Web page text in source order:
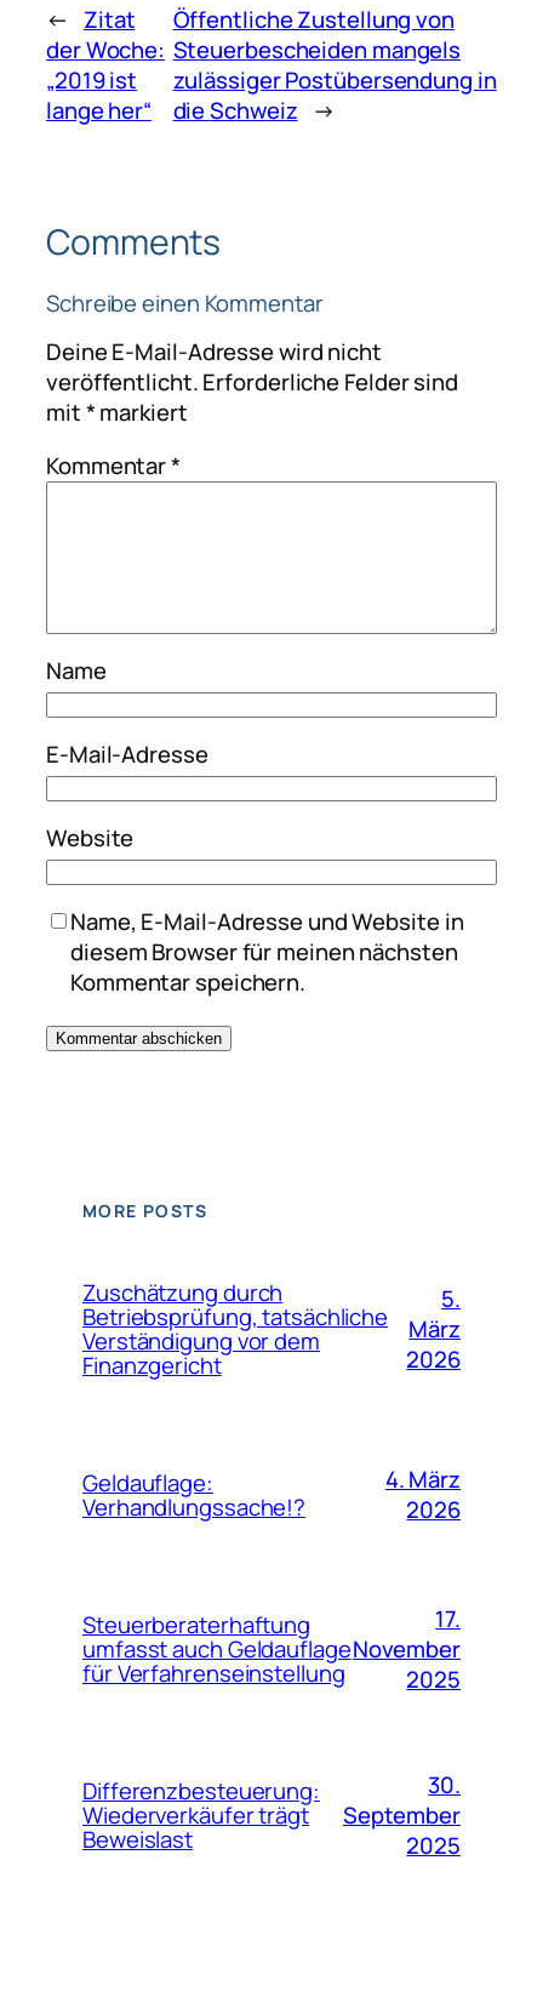
←
Zitat
der Woche:
„2019 ist
lange her“
Öffentliche Zustellung von
Steuerbescheiden mangels
zulässiger Postübersendung in
die Schweiz →
Comments
Schreibe einen Kommentar
Deine E-Mail-Adresse wird nicht
veröffentlicht.Erforderliche Felder sind
mit*markiert
Kommentar*
Name
E-Mail-Adresse
Website
Name, E-Mail-Adresse und Website in
diesem Browser für meinen nächsten
Kommentar speichern.
MORE POSTS
Zuschätzung durch
Betriebsprüfung, tatsächliche
Verständigung vor dem
Finanzgericht
5.
März
2026
Geldauflage:
Verhandlungssache!?
4. März
2026
Steuerberaterhaftung
umfasst auch Geldauflage
für Verfahrenseinstellung
17.
November
2025
Differenzbesteuerung:
Wiederverkäufer trägt
Beweislast
30.
September
2025